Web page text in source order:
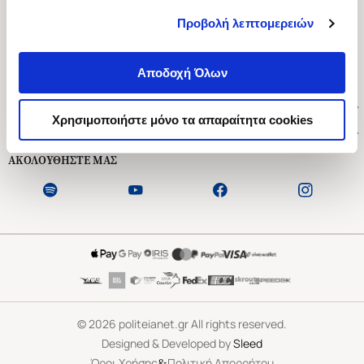
Προβολή λεπτομερειών
Αποδοχή Όλων
Χρησιμοποιήστε μόνο τα απαραίτητα cookies
Ασκληπιού 1-3, Αθήνα 106 79
Δευτέρα - Παρασκευή 09:00-21:00
Εξυπηρέτηση Πελατών
ΑΚΟΛΟΥΘΗΣΤΕ ΜΑΣ
©2026 politeianet.gr All rights reserved.
Designed & Developed bySleed